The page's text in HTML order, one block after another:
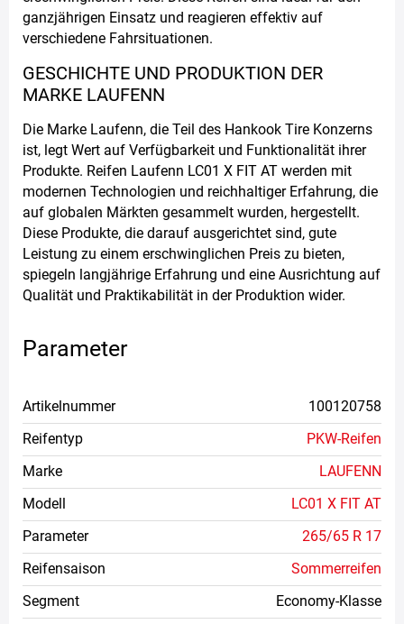
ganzjährigen Einsatz und reagieren effektiv auf
verschiedene Fahrsituationen.
GESCHICHTE UND PRODUKTION DER
MARKE LAUFENN
Die Marke Laufenn, die Teil des Hankook Tire Konzerns
ist, legt Wert auf Verfügbarkeit und Funktionalität ihrer
Produkte. Reifen Laufenn LC01 X FIT AT werden mit
modernen Technologien und reichhaltiger Erfahrung, die
auf globalen Märkten gesammelt wurden, hergestellt.
Diese Produkte, die darauf ausgerichtet sind, gute
Leistung zu einem erschwinglichen Preis zu bieten,
spiegeln langjährige Erfahrung und eine Ausrichtung auf
Qualität und Praktikabilität in der Produktion wider.
Parameter
Artikelnummer
100120758
Reifentyp
PKW-Reifen
Marke
LAUFENN
Modell
LC01 X FIT AT
Parameter
265/65 R 17
Reifensaison
Sommerreifen
Segment
Economy-Klasse